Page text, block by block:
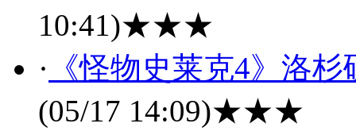
10:41)★★★
· 《怪物史莱克4》洛
(05/17 14:09)★★★